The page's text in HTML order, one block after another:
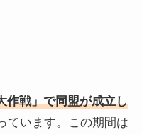
作戦」で同盟が成立し
ています。この期間は